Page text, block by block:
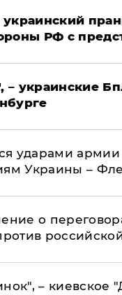
украинский
РФ с
– украинские
ударами
Украины –
о
– киевское